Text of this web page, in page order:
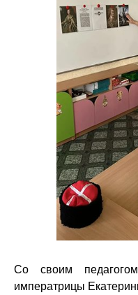
Со своим
императрицы